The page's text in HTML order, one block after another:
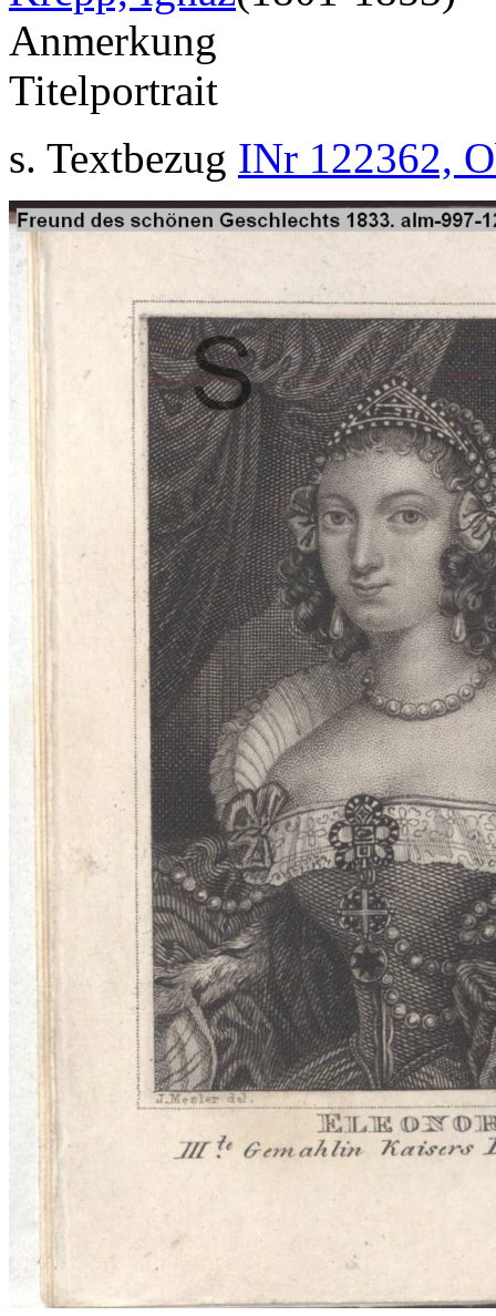
Anmerkung
Titelportrait
s. Textbezug INr 122362,